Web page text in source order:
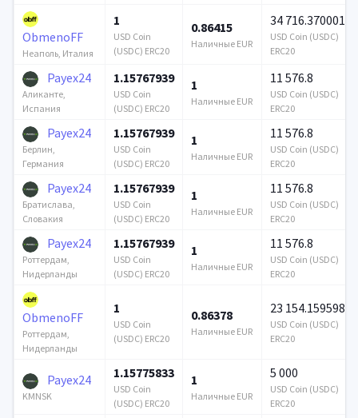
ObmenoFF
Неаполь, Италия
1
USD Coin
(USDC) ERC20
0.86415
Наличные EUR
34 716.370001
USD Coin (USDC)
ERC20
Payex24
Аликанте,
Испания
1.15767939
USD Coin
(USDC) ERC20
1
Наличные EUR
11 576.8
USD Coin (USDC)
ERC20
Payex24
Берлин,
Германия
1.15767939
USD Coin
(USDC) ERC20
1
Наличные EUR
11 576.8
USD Coin (USDC)
ERC20
Payex24
Братислава,
Словакия
1.15767939
USD Coin
(USDC) ERC20
1
Наличные EUR
11 576.8
USD Coin (USDC)
ERC20
Payex24
Роттердам,
Нидерланды
1.15767939
USD Coin
(USDC) ERC20
1
Наличные EUR
11 576.8
USD Coin (USDC)
ERC20
ObmenoFF
Роттердам,
Нидерланды
1
USD Coin
(USDC) ERC20
0.86378
Наличные EUR
23 154.159598
USD Coin (USDC)
ERC20
Payex24
KMNSK
1.15775833
USD Coin
(USDC) ERC20
1
Наличные EUR
5 000
USD Coin (USDC)
ERC20